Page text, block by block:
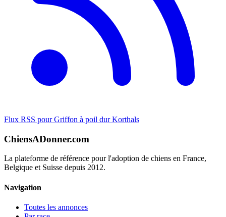
Flux RSS pour Griffon à poil dur Korthals
ChiensADonner.com
La plateforme de référence pour l'adoption de chiens en France,
Belgique et Suisse depuis 2012.
Navigation
Toutes les annonces